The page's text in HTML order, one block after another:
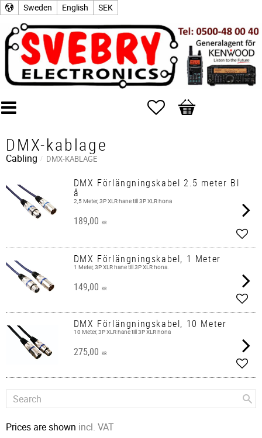
Sweden English SEK
Favorites
Basket
DMX-kablage
Cabling DMX-KABLAGE
DMX Förlängningskabel 2.5 meter Bl
å
2,5 Meter, 3P XLR hane till 3P XLR hona
189,00 KR
Add
DMX Förlängningskabel, 1 Meter
1 Meter, 3P XLR hane till 3P XLR hona.
149,00 KR
Add
DMX Förlängningskabel, 10 Meter
10 Meter, 3P XLR hane till 3P XLR hona
275,00 KR
Add
Prices are shown incl. VAT